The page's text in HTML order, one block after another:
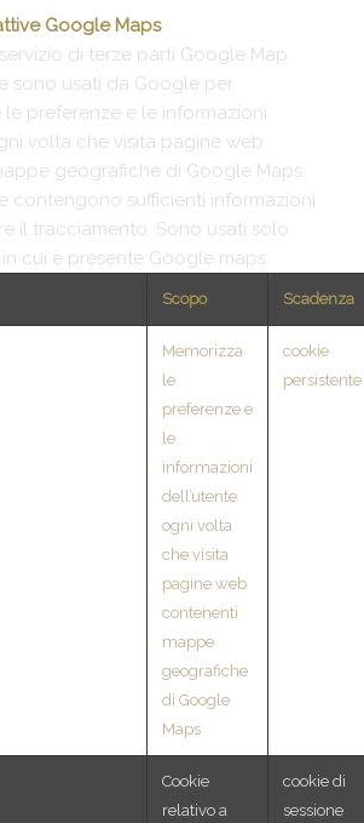
Google Maps
di terze parti Google Map.
sono usati da Google per
le preferenze e le informazioni
volta che visita pagine web
geografiche di Google Maps.
contengono sufficienti informazioni
il tracciamento. Sono usati solo
cui è presente Google maps.
Scopo Scadenza
Memorizza
le
preferenze e
le
informazioni
dell’utente
ogni volta
che visita
pagine web
contenenti
mappe
geografiche
di Google
Maps
cookie
persistente
Cookie
relativo a
cookie di
sessione